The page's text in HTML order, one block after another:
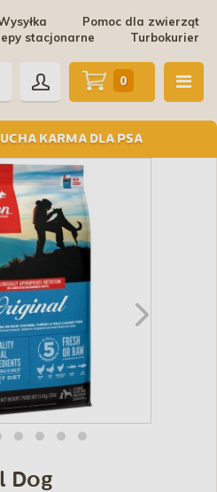
Pomoc dla zwierząt
Turbokurier
stacjonarne
KARMA DLA PSA
0
Dog